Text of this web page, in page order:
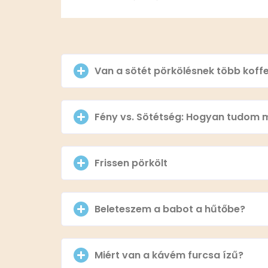
Van a sötét pörkölésnek több
Fény vs. Sötétség: Hogyan tudom
Frissen pörkölt
Beleteszem a babot a hűtőbe?
Miért van a kávém furcsa ízű?